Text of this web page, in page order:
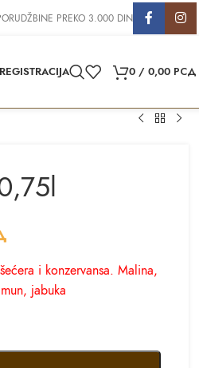
PREKO 3.000 DIN
0 / 0,00 РСД
i konzervansa. Malina,
jabuka